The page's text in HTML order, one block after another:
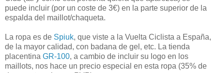
puede incluir (por un coste de 3€) en la parte superior de la
espalda del maillot/chaqueta.
La ropa es de Spiuk, que viste a la Vuelta Ciclista a España,
de la mayor calidad, con badana de gel, etc. La tienda
placentina GR-100, a cambio de incluir su logo en los
maillots, nos hace un precio especial en esta ropa (35% de